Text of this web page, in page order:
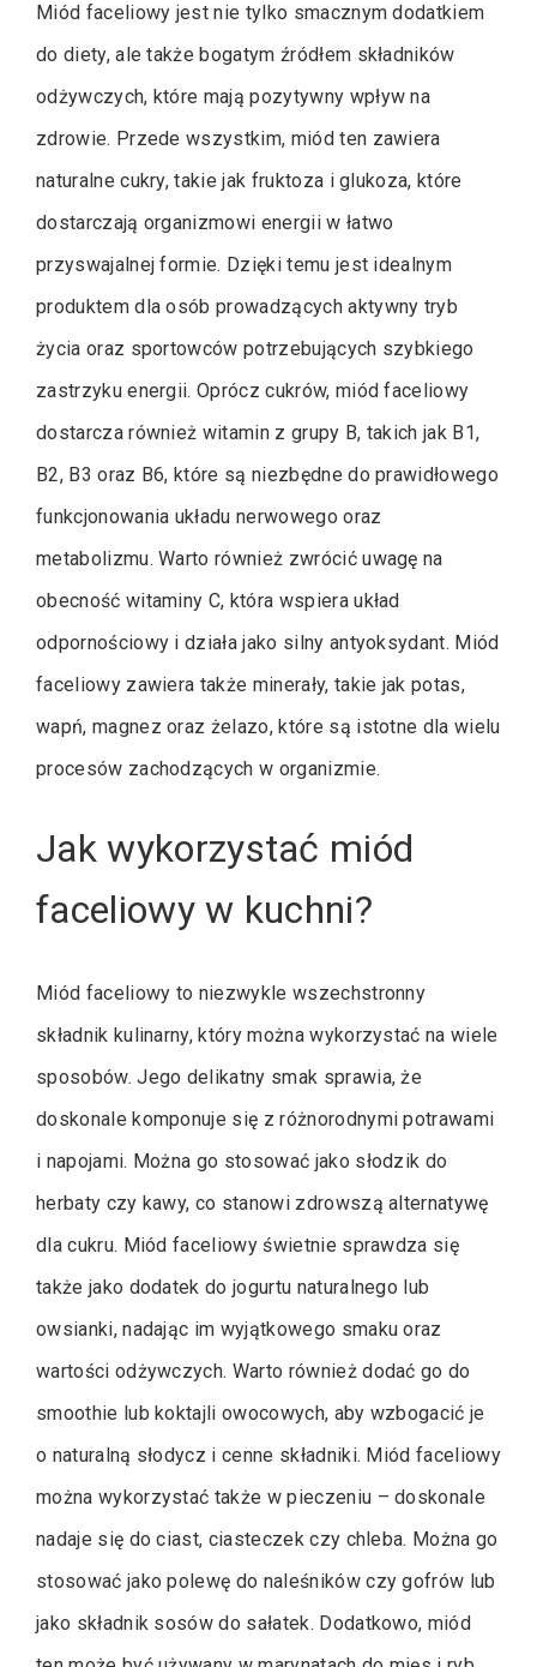
Miód faceliowy jest nie tylko smacznym dodatkiem
do diety, ale także bogatym źródłem składników
odżywczych, które mają pozytywny wpływ na
zdrowie. Przede wszystkim, miód ten zawiera
naturalne cukry, takie jak fruktoza i glukoza, które
dostarczają organizmowi energii w łatwo
przyswajalnej formie. Dzięki temu jest idealnym
produktem dla osób prowadzących aktywny tryb
życia oraz sportowców potrzebujących szybkiego
zastrzyku energii. Oprócz cukrów, miód faceliowy
dostarcza również witamin z grupy B, takich jak B1,
B2, B3 oraz B6, które są niezbędne do prawidłowego
funkcjonowania układu nerwowego oraz
metabolizmu. Warto również zwrócić uwagę na
obecność witaminy C, która wspiera układ
odpornościowy i działa jako silny antyoksydant. Miód
faceliowy zawiera także minerały, takie jak potas,
wapń, magnez oraz żelazo, które są istotne dla wielu
procesów zachodzących w organizmie.
Jak wykorzystać miód
faceliowy w kuchni?
Miód faceliowy to niezwykle wszechstronny
składnik kulinarny, który można wykorzystać na wiele
sposobów. Jego delikatny smak sprawia, że
doskonale komponuje się z różnorodnymi potrawami
i napojami. Można go stosować jako słodzik do
herbaty czy kawy, co stanowi zdrowszą alternatywę
dla cukru. Miód faceliowy świetnie sprawdza się
także jako dodatek do jogurtu naturalnego lub
owsianki, nadając im wyjątkowego smaku oraz
wartości odżywczych. Warto również dodać go do
smoothie lub koktajli owocowych, aby wzbogacić je
o naturalną słodycz i cenne składniki. Miód faceliowy
można wykorzystać także w pieczeniu – doskonale
nadaje się do ciast, ciasteczek czy chleba. Można go
stosować jako polewę do naleśników czy gofrów lub
jako składnik sosów do sałatek. Dodatkowo, miód